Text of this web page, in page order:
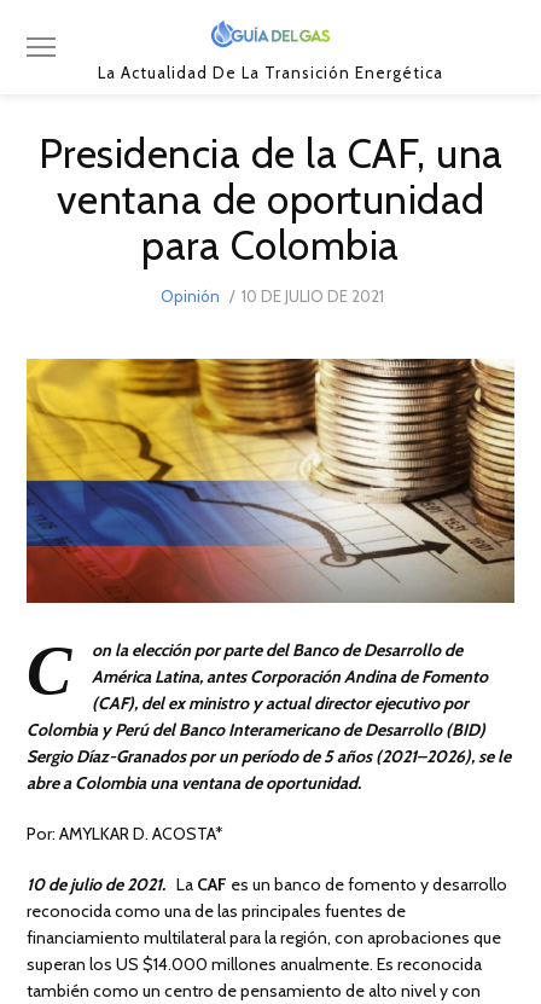
La Actualidad De La Transición Energética
Presidencia de la CAF, una
ventana de oportunidad
para Colombia
Opinión
POSTED
10 DE JULIO DE 2021
DE
2021
C
on la elección por parte del Banco de Desarrollo de
América Latina, antes Corporación Andina de Fomento
(CAF), del ex ministro y actual director ejecutivo por
Colombia y Perú del Banco Interamericano de Desarrollo (BID)
Sergio Díaz-Granados por un período de 5 años (2021–2026), se le
abre a Colombia una ventana de oportunidad.
Por: AMYLKAR D. ACOSTA*
10 de julio de 2021. La CAF es un banco de fomento y desarrollo
reconocida como una de las principales fuentes de
financiamiento multilateral para la región, con aprobaciones que
superan los US $14.000 millones anualmente. Es reconocida
también como un centro de pensamiento de alto nivel y con